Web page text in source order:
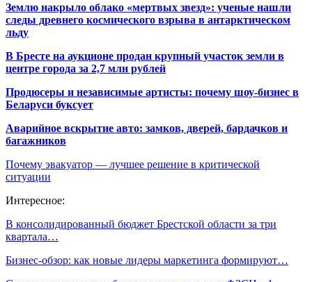
Землю накрыло облако «мертвых звезд»: ученые нашли
следы древнего космического взрыва в антарктическом
льду
В Бресте на аукционе продан крупный участок земли в
центре города за 2,7 млн рублей
Продюсеры и независимые артисты: почему шоу-бизнес в
Беларуси буксует
Аварийное вскрытие авто: замков, дверей, бардачков и
багажников
Почему эвакуатор — лучшее решение в критической
ситуации
Интересное:
В консолидированный бюджет Брестской области за три
квартала…
Бизнес-обзор: как новые лидеры маркетинга формируют…